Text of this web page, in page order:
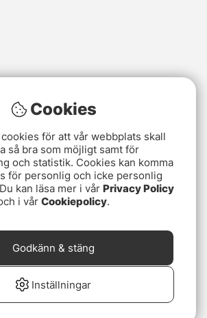
Cookies
för att vår webbplats skall
så bra som möjligt samt för
och statistik. Cookies kan komma
för personlig och icke personlig
kan läsa mer i vår Privacy Policy
i vår Cookiepolicy.
Inställningar
Godkänn & stäng